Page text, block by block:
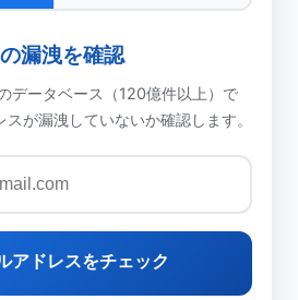
漏洩を確認
データベース（120億件以上）で
が漏洩していないか確認します。
アドレスをチェック